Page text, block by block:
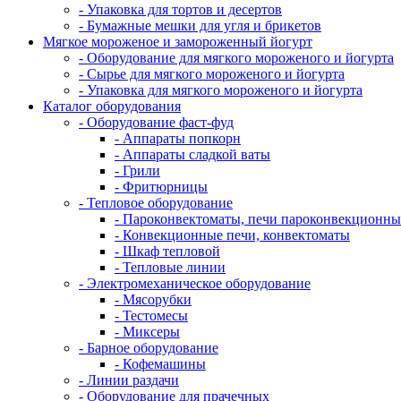
- Упаковка для тортов и десертов
- Бумажные мешки для угля и брикетов
Мягкое мороженое и замороженный йогурт
- Оборудование для мягкого мороженого и йогурта
- Сырье для мягкого мороженого и йогурта
- Упаковка для мягкого мороженого и йогурта
Каталог оборудования
- Оборудование фаст-фуд
- Аппараты попкорн
- Аппараты сладкой ваты
- Грили
- Фритюрницы
- Тепловое оборудование
- Пароконвектоматы, печи
- Конвекционные печи, конвектоматы
- Шкаф тепловой
- Тепловые линии
- Электромеханическое оборудование
- Мясорубки
- Тестомесы
- Миксеры
- Барное оборудование
- Кофемашины
- Линии раздачи
- Оборудование для прачечных